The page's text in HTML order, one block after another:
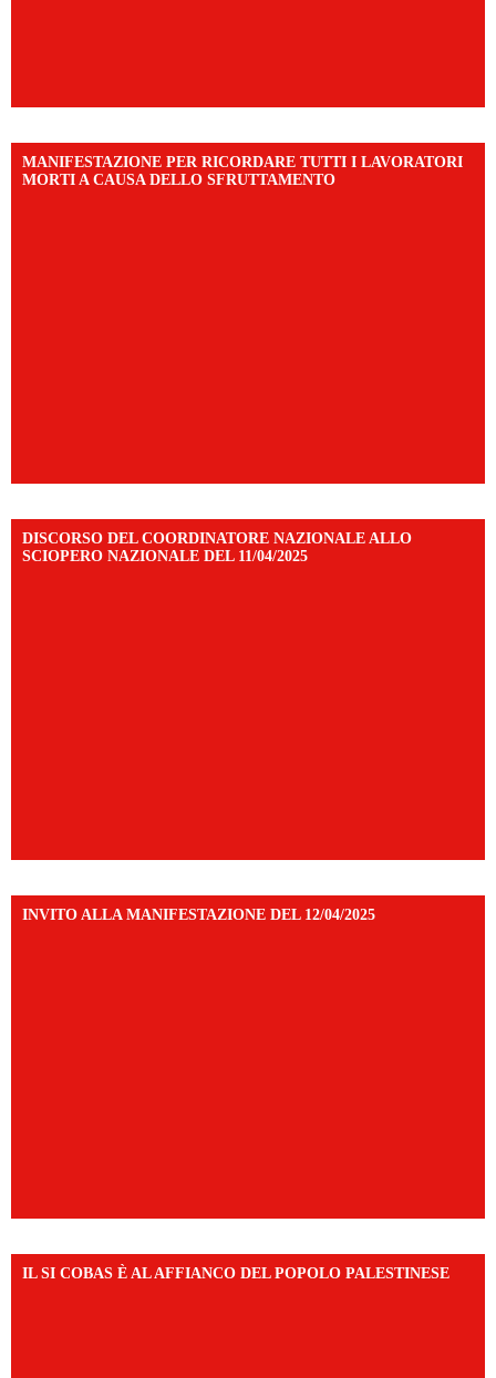
MANIFESTAZIONE PER RICORDARE TUTTI I LAVORATORI
MORTI A CAUSA DELLO SFRUTTAMENTO
DISCORSO DEL COORDINATORE NAZIONALE ALLO
SCIOPERO NAZIONALE DEL 11/04/2025
INVITO ALLA MANIFESTAZIONE DEL 12/04/2025
IL SI COBAS È AL AFFIANCO DEL POPOLO PALESTINESE